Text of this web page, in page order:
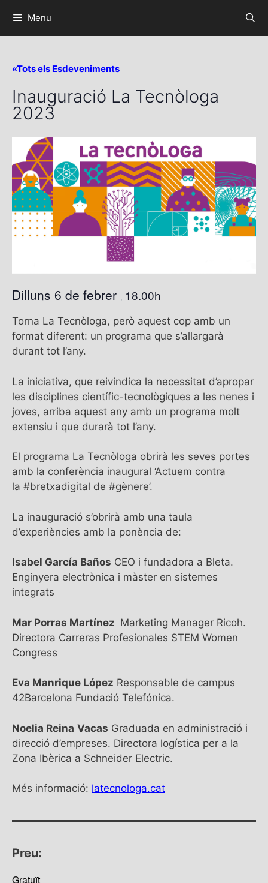
Menu
«Tots els Esdeveniments
Inauguració La Tecnòloga
2023
Dilluns 6 de febrer , 18.00h
Torna La Tecnòloga, però aquest cop amb un
format diferent: un programa que s’allargarà
durant tot l’any.
La iniciativa, que reivindica la necessitat d’apropar
les disciplines científic-tecnològiques a les nenes i
joves, arriba aquest any amb un programa molt
extensiu i que durarà tot l’any.
El programa La Tecnòloga obrirà les seves portes
amb la conferència inaugural ‘Actuem contra
la #bretxadigital de #gènere’.
La inauguració s’obrirà amb una taula
d’experiències amb la ponència de:
Isabel García Baños CEO i fundadora a Bleta.
Enginyera electrònica i màster en sistemes
integrats
Mar Porras Martínez Marketing Manager Ricoh.
Directora Carreras Profesionales STEM Women
Congress
Eva Manrique López Responsable de campus
42Barcelona Fundació Telefónica.
Noelia Reina Vacas Graduada en administració i
direcció d’empreses. Directora logística per a la
Zona Ibèrica a Schneider Electric.
Més informació: latecnologa.cat
Preu:
Gratuït